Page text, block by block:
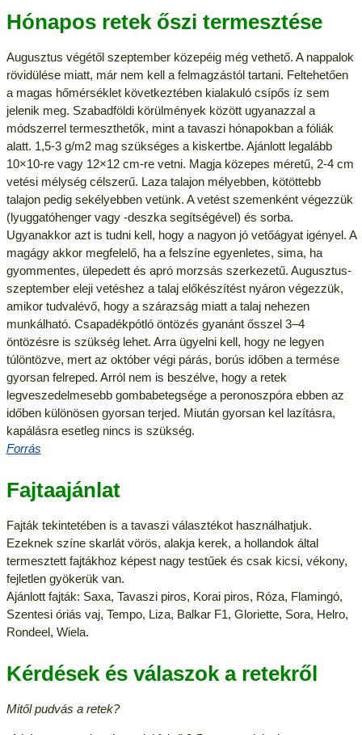
Hónapos retek őszi termesztése
Augusztus végétől szeptember közepéig még vethető. A nappalok
rövidülése miatt, már nem kell a felmagzástól tartani. Feltehetően
a magas hőmérséklet következtében kialakuló csípős íz sem
jelenik meg. Szabadföldi körülmények között ugyanazzal a
módszerrel termeszthetők, mint a tavaszi hónapokban a fóliák
alatt. 1,5-3 g/m2 mag szükséges a kiskertbe. Ajánlott legalább
10×10-re vagy 12×12 cm-re vetni. Magja közepes méretű, 2-4 cm
vetési mélység célszerű. Laza talajon mélyebben, kötöttebb
talajon pedig sekélyebben vetünk. A vetést szemenként végezzük
(lyuggatóhenger vagy -deszka segítségével) és sorba.
Ugyanakkor azt is tudni kell, hogy a nagyon jó vetőágyat igényel. A
magágy akkor megfelelő, ha a felszíne egyenletes, sima, ha
gyommentes, ülepedett és apró morzsás szerkezetű. Augusztus-
szeptember eleji vetéshez a talaj előkészítést nyáron végezzük,
amikor tudvalévő, hogy a szárazság miatt a talaj nehezen
munkálható. Csapadékpótló öntözés gyanánt ősszel 3–4
öntözésre is szükség lehet. Arra ügyelni kell, hogy ne legyen
túlöntözve, mert az október végi párás, borús időben a termése
gyorsan felreped. Arról nem is beszélve, hogy a retek
legveszedelmesebb gombabetegsége a peronoszpóra ebben az
időben különösen gyorsan terjed. Miután gyorsan kel lazításra,
kapálásra esetleg nincs is szükség.
Forrás
Fajtaajánlat
Fajták tekintetében is a tavaszi választékot használhatjuk.
Ezeknek színe skarlát vörös, alakja kerek, a hollandok által
termesztett fajtákhoz képest nagy testűek és csak kicsi, vékony,
fejletlen gyökerük van.
Ajánlott fajták: Saxa, Tavaszi piros, Korai piros, Róza, Flamingó,
Szentesi óriás vaj, Tempo, Liza, Balkar F1, Gloriette, Sora, Helro,
Rondeel, Wiela.
Kérdések és válaszok a retekről
Mitől pudvás a retek?